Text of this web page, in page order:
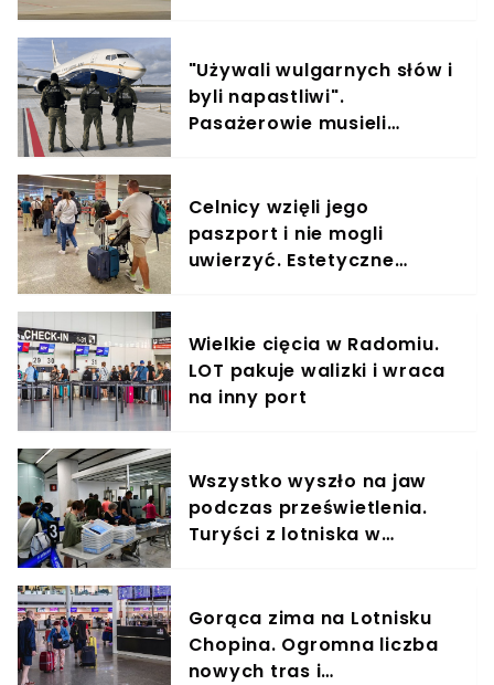
"Używali wulgarnych słów i
byli napastliwi".
Pasażerowie musieli
Celnicy wzięli jego
paszport i nie mogli
uwierzyć. Estetyczne
Wielkie cięcia w Radomiu.
LOT pakuje walizki i wraca
na inny port
Wszystko wyszło na jaw
podczas prześwietlenia.
Turyści z lotniska w
Gorąca zima na Lotnisku
Chopina. Ogromna liczba
nowych tras i